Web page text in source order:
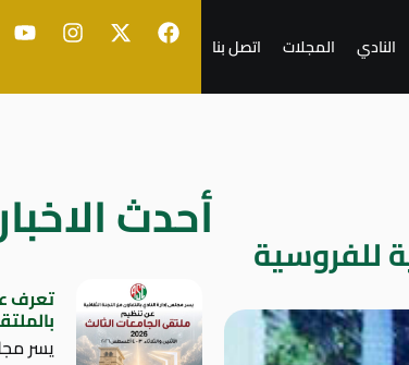
النادي المجلات اتصل بنا
للفروسية أحدث
تعرف
يسر